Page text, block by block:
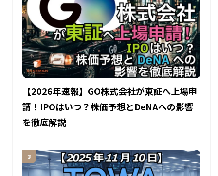
【2026年速報】GO株式会社が東証へ上場申
請！IPOはいつ？株価予想とDeNAへの影響
を徹底解説